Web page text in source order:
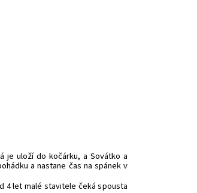
je uloží do kočárku, a Sovátko a
a nastane čas na spánek v
4 let malé stavitele čeká spousta